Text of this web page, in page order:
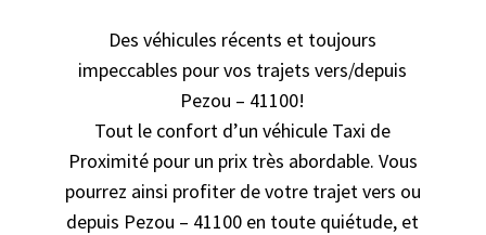
Des véhicules récents et toujours
impeccables pour vos trajets vers/depuis
Pezou – 41100!
Tout le confort d’un véhicule Taxi de
Proximité pour un prix très abordable. Vous
pourrez ainsi profiter de votre trajet vers ou
depuis Pezou – 41100 en toute quiétude, et